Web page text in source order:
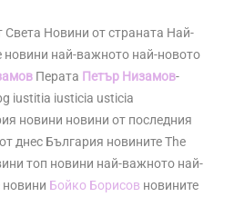
Новини от страната Най-
новини най-важното най-новото
Перата Петър Низамов-
iustitia iusticia usticia
новини новини от последния
днес България новините The
топ новини най-важното най-
новини Бойко Борисов новините